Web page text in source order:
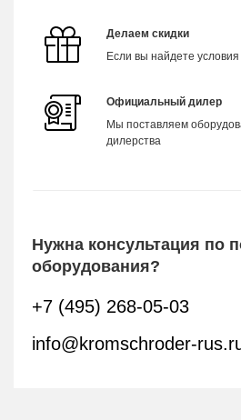
Делаем скидки
Если вы найдете
Официальный дилер
Мы поставляем
дилерства
Нужна консультация по
оборудования?
+7 (495) 268-05-03
info@kromschroder-